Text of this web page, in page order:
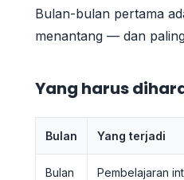
Bulan-bulan pertama
menantang — dan
Yang harus
Bulan Yang terjadi
Bulan
Pembelajaran